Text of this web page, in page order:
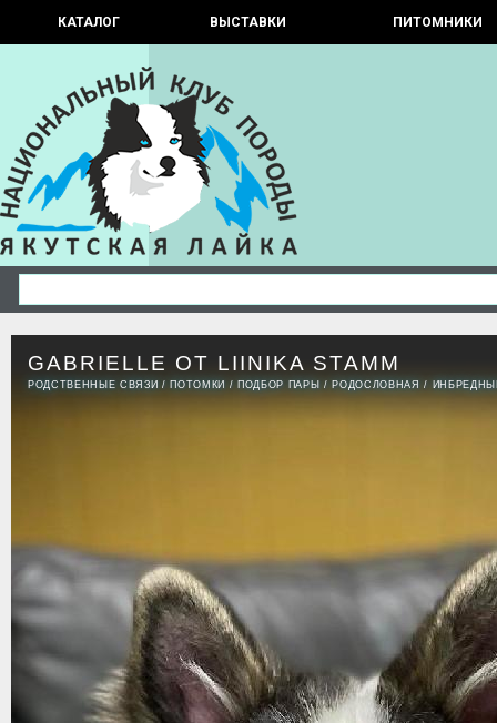
КАТАЛОГ ВЫСТАВКИ ПИТОМНИКИ
GABRIELLE OT LIINIKA STAMM
РОДСТВЕННЫЕ СВЯЗИ / ПОТОМКИ / ПОДБОР ПАРЫ / РОДОСЛОВНАЯ /